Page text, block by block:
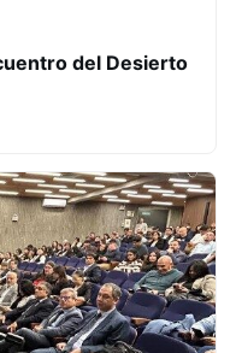
del Desierto